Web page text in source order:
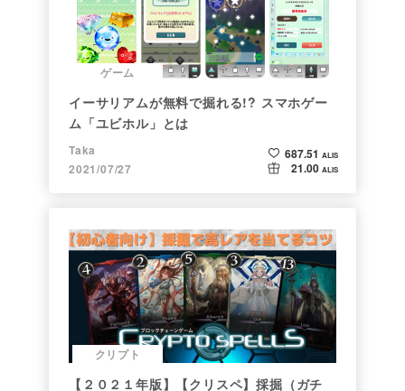
ゲーム
イーサリアムが無料で掘れる!? スマホゲー
ム「ユビホル」とは
Taka
2021/07/27
687.51 ALIS
21.00 ALIS
クリプト
【２０２１年版】【クリスペ】採掘（ガチ